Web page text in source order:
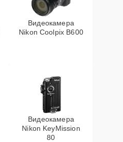
Видеокамера
Nikon Coolpix B600
Видеокамера
Nikon KeyMission
80